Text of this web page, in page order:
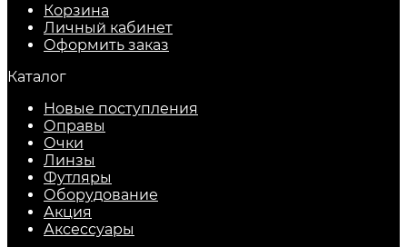
Корзина
Личный кабинет
Оформить заказ
Каталог
Новые поступления
Оправы
Очки
Линзы
Футляры
Оборудование
Акция
Аксессуары